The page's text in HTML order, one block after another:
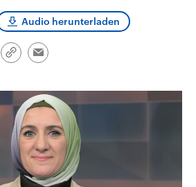
Parteien
aktuelle Weltgeschehen.
Audio herunterladen
Link
Email